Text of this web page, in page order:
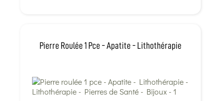
Pierre Roulée 1 Pce - Apatite - Lithothérapie